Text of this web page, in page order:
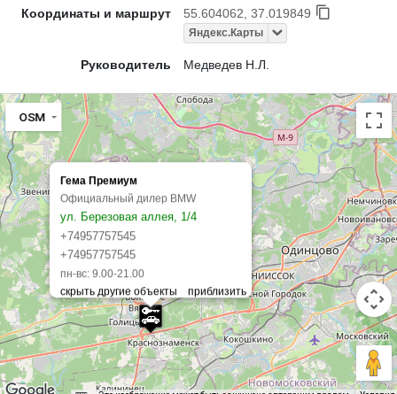
Координаты и маршрут 55.604062, 37.019849
Яндекс.Карты
Руководитель Медведев Н.Л.
Гема Премиум
Официальный дилер BMW
ул. Березовая аллея, 1/4
+74957757545
+74957757545
пн-вс: 9.00-21.00
OSM